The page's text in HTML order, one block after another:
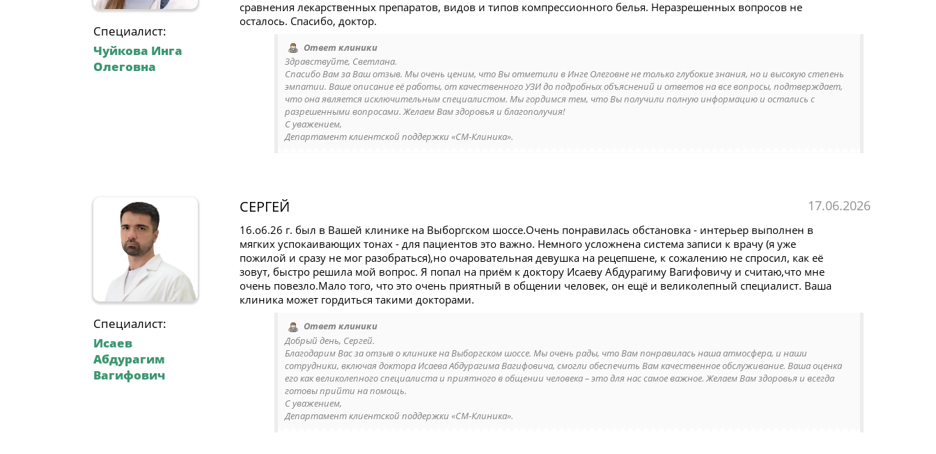
Специалист:
Чуйкова Инга
Олеговна
сравнения лекарственных препаратов, видов и типов компрессионного белья. Неразрешенных вопросов не
осталось. Спасибо, доктор.
Ответ клиники
Здравствуйте, Светлана.
Спасибо Вам за Ваш отзыв. Мы очень ценим, что Вы отметили в Инге Олеговне не только глубокие знания, но и высокую степень
эмпатии. Ваше описание её работы, от качественного УЗИ до подробных объяснений и ответов на все вопросы, подтверждает,
что она является исключительным специалистом. Мы гордимся тем, что Вы получили полную информацию и остались с
разрешенными вопросами. Желаем Вам здоровья и благополучия!
С уважением,
Департамент клиентской поддержки «СМ-Клиника».
Специалист:
Исаев
Абдурагим
Вагифович
СЕРГЕЙ 17.06.2026
16.о6.26 г. был в Вашей клинике на Выборгском шоссе.Очень понравилась обстановка - интерьер выполнен в
мягких успокаивающих тонах - для пациентов это важно. Немного усложнена система записи к врачу (я уже
пожилой и сразу не мог разобраться),но очаровательная девушка на рецепшене, к сожалению не спросил, как её
зовут, быстро решила мой вопрос. Я попал на приём к доктору Исаеву Абдурагиму Вагифовичу и считаю,что мне
очень повезло.Мало того, что это очень приятный в общении человек, он ещё и великолепный специалист. Ваша
клиника может гордиться такими докторами.
Ответ клиники
Добрый день, Сергей.
Благодарим Вас за отзыв о клинике на Выборгском шоссе. Мы очень рады, что Вам понравилась наша атмосфера, и наши
сотрудники, включая доктора Исаева Абдурагима Вагифовича, смогли обеспечить Вам качественное обслуживание. Ваша оценка
его как великолепного специалиста и приятного в общении человека – это для нас самое важное. Желаем Вам здоровья и всегда
готовы прийти на помощь.
С уважением,
Департамент клиентской поддержки «СМ-Клиника».